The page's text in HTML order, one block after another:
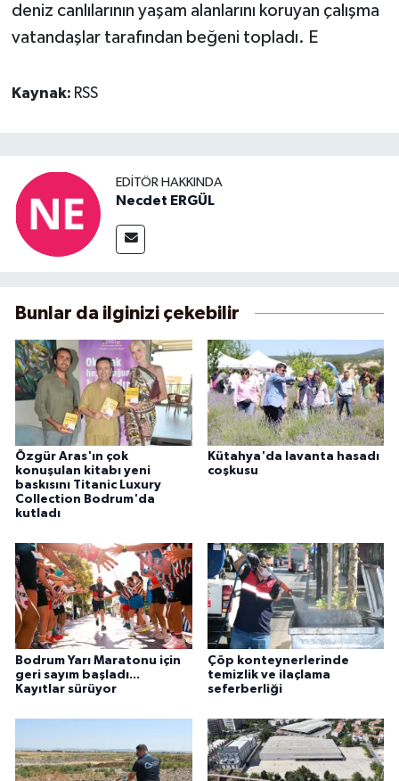
deniz canlılarının yaşam alanlarını koruyan çalışma
vatandaşlar tarafından beğeni topladı. E
Kaynak: RSS
EDITÖR HAKKINDA
Necdet ERGÜL
Bunlar da ilginizi çekebilir
Özgür Aras'ın çok
konuşulan kitabı yeni
baskısını Titanic Luxury
Collection Bodrum'da
kutladı
Kütahya'da lavanta hasadı
coşkusu
Bodrum Yarı Maratonu için
geri sayım başladı...
Kayıtlar sürüyor
Çöp konteynerlerinde
temizlik ve ilaçlama
seferberliği